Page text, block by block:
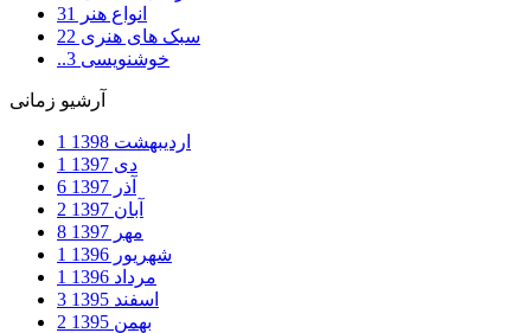
انواع هنر
31
سبک های هنری 22
..خوشنویسی 3
آرشیو زمانی
اردیبهشت 1398
1
دی 1397
1
آذر 1397
6
آبان 1397
2
مهر 1397
8
شهریور 1396
1
مرداد 1396
1
اسفند 1395
3
بهمن 1395
2